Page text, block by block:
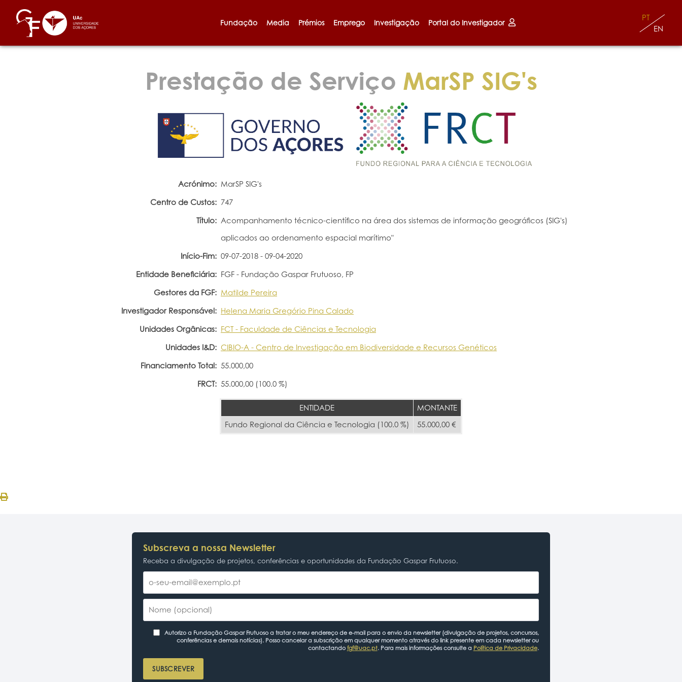
Fundação Media Prémios Emprego Investigação Portal do Investigador
EN
PT
Prestação de Serviço MarSP SIG's
Acrónimo: MarSP SIG's
Centro de Custos: 747
Título: Acompanhamento técnico-científico na área dos sistemas de informação geográficos (SIG's)
aplicados ao ordenamento espacial marítimo"
Início-Fim: 09-07-2018 - 09-04-2020
Entidade Beneficiária: FGF - Fundação Gaspar Frutuoso, FP
Gestores da FGF: Matilde Pereira
Investigador Responsável: Helena Maria Gregório Pina Calado
Unidades Orgânicas: FCT - Faculdade de Ciências e Tecnologia
Unidades I&D: CIBIO-A - Centro de Investigação em Biodiversidade e Recursos Genéticos
Financiamento Total: 55.000,00
FRCT: 55.000,00 (100.0 %)
ENTIDADE
MONTANTE
Fundo Regional da Ciência e Tecnologia (100.0 %)
55.000,00 €
Subscreva a nossa Newsletter
Receba a divulgação de projetos, conferências e oportunidades da Fundação Gaspar Frutuoso.
Autorizo a Fundação Gaspar Frutuoso a tratar o meu endereço de e-mail para o envio da newsletter (divulgação de projetos, concursos,
conferências e demais notícias). Posso cancelar a subscrição em qualquer momento através do link presente em cada newsletter ou
contactando fgf@uac.pt. Para mais informações consulte a Política de Privacidade.
SUBSCREVER